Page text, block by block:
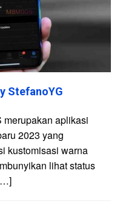
StefanoYG
merupakan aplikasi
2023 yang
kustomisasi warna
lihat status